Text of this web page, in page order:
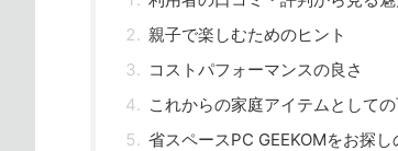
親子で楽しむためのヒント
コストパフォーマンスの良さ
これからの家庭アイテムとして
省スペースPC GEEKOMをお探し